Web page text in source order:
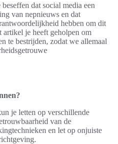
dat social media een
van nepnieuws en dat
hebben om dit
artikel je heeft geholpen om
te bestrijden, zodat we allemaal
je letten op verschillende
van de
en let op onjuiste